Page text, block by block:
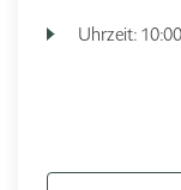
Uhrzeit: